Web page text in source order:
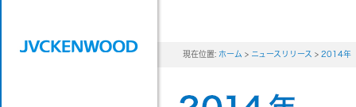
現在位置: ホーム > ニュースリリース > 2014年